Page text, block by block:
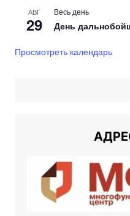
АВГ
29
Весь день
День
Просмотреть календарь